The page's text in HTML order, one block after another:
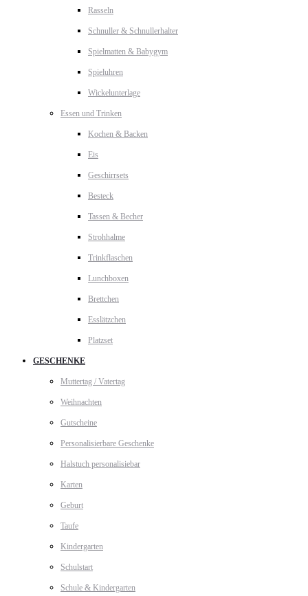
Rasseln
Schnuller & Schnullerhalter
Spielmatten & Babygym
Spieluhren
Wickelunterlage
Essen und Trinken
Kochen & Backen
Eis
Geschirrsets
Besteck
Tassen & Becher
Strohhalme
Trinkflaschen
Lunchboxen
Brettchen
Esslätzchen
Platzset
GESCHENKE
Muttertag / Vatertag
Weihnachten
Gutscheine
Personalisierbare Geschenke
Halstuch personalisiebar
Karten
Geburt
Taufe
Kindergarten
Schulstart
Schule & Kindergarten